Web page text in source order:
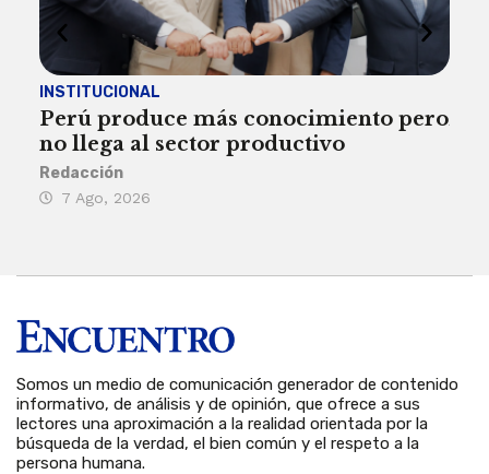
INSTITUCIONAL
Perú produce más conocimiento pero
no llega al sector productivo
Redacción
7 Ago, 2026
Somos un medio de comunicación generador de contenido
informativo, de análisis y de opinión, que ofrece a sus
lectores una aproximación a la realidad orientada por la
búsqueda de la verdad, el bien común y el respeto a la
persona humana.